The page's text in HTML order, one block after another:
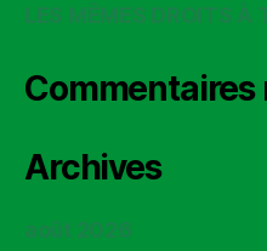
LES MÊMES DROITS À
Commentaires
Archives
août 2026